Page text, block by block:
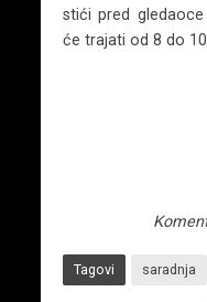
stići pred
će trajati od 8 do 10
Tagovi saradnja